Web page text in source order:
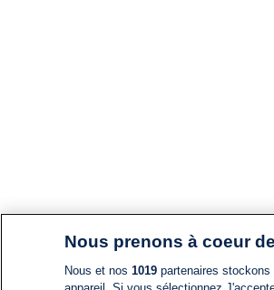
Nous prenons à coeur
Nous et nos 1019partenaires stockons